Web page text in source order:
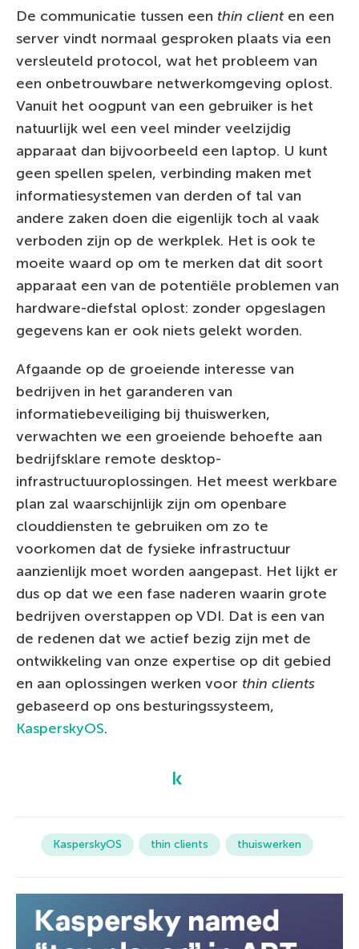
De communicatie tussen een thin client en een
server vindt normaal gesproken plaats via een
versleuteld protocol, wat het probleem van
een onbetrouwbare netwerkomgeving oplost.
Vanuit het oogpunt van een gebruiker is het
natuurlijk wel een veel minder veelzijdig
apparaat dan bijvoorbeeld een laptop. U kunt
geen spellen spelen, verbinding maken met
informatiesystemen van derden of tal van
andere zaken doen die eigenlijk toch al vaak
verboden zijn op de werkplek. Het is ook te
moeite waard op om te merken dat dit soort
apparaat een van de potentiële problemen van
hardware-diefstal oplost: zonder opgeslagen
gegevens kan er ook niets gelekt worden.
Afgaande op de groeiende interesse van
bedrijven in het garanderen van
informatiebeveiliging bij thuiswerken,
verwachten we een groeiende behoefte aan
bedrijfsklare remote desktop-
infrastructuuroplossingen. Het meest werkbare
plan zal waarschijnlijk zijn om openbare
clouddiensten te gebruiken om zo te
voorkomen dat de fysieke infrastructuur
aanzienlijk moet worden aangepast. Het lijkt er
dus op dat we een fase naderen waarin grote
bedrijven overstappen op VDI. Dat is een van
de redenen dat we actief bezig zijn met de
ontwikkeling van onze expertise op dit gebied
en aan oplossingen werken voor thin clients
gebaseerd op ons besturingssysteem,
KasperskyOS.
KasperskyOS thin clients thuiswerken